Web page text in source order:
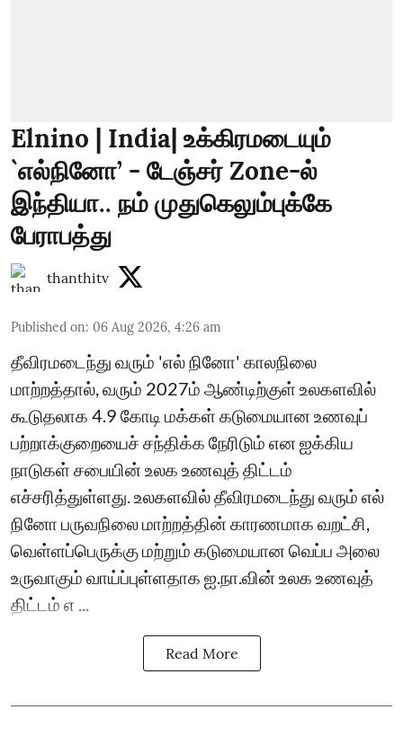
Elnino | India| உக்கிரமடையும்
`எல்நினோ’ - டேஞ்சர் Zone-ல்
இந்தியா.. நம் முதுகெலும்புக்கே
பேராபத்து
thanthitv
Published on: 06 Aug 2026, 4:26 am
தீவிரமடைந்து வரும் 'எல் நினோ' காலநிலை
மாற்றத்தால், வரும் 2027ம் ஆண்டிற்குள் உலகளவில்
கூடுதலாக 4.9 கோடி மக்கள் கடுமையான உணவுப்
பற்றாக்குறையைச் சந்திக்க நேரிடும் என ஐக்கிய
நாடுகள் சபையின் உலக உணவுத் திட்டம்
எச்சரித்துள்ளது. உலகளவில் தீவிரமடைந்து வரும் எல்
நினோ பருவநிலை மாற்றத்தின் காரணமாக வறட்சி,
வெள்ளப்பெருக்கு மற்றும் கடுமையான வெப்ப அலை
உருவாகும் வாய்ப்புள்ளதாக ஐ.நா.வின் உலக உணவுத்
திட்டம் எ ...
Read More